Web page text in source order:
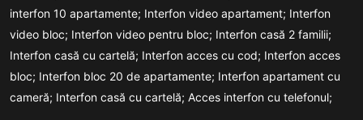
interfon 10 apartamente; Interfon video apartament; Interfon
video bloc; Interfon video pentru bloc; Interfon casă 2 familii;
Interfon casă cu cartelă; Interfon acces cu cod; Interfon acces
bloc; Interfon bloc 20 de apartamente; Interfon apartament cu
cameră; Interfon casă cu cartelă; Acces interfon cu telefonul;